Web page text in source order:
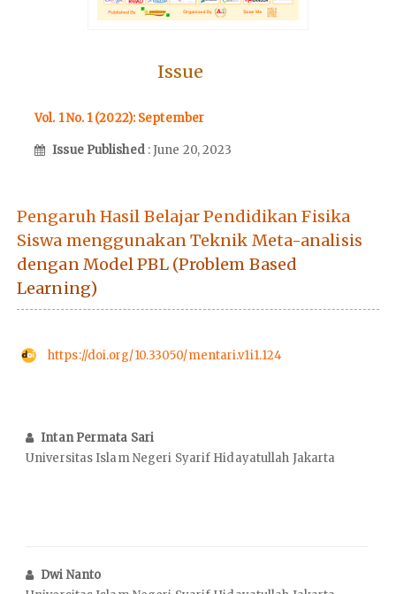
Issue
Vol. 1 No. 1 (2022): September
Issue Published : June 20, 2023
Pengaruh Hasil Belajar Pendidikan Fisika
Siswa menggunakan Teknik Meta-analisis
dengan Model PBL (Problem Based
Learning)
https://doi.org/10.33050/mentari.v1i1.124
Intan Permata Sari
Universitas Islam Negeri Syarif Hidayatullah Jakarta
Dwi Nanto